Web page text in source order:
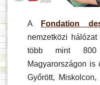
A
Fondation
nemzetközi
több mint 800
Magyarországon is
Győrött,